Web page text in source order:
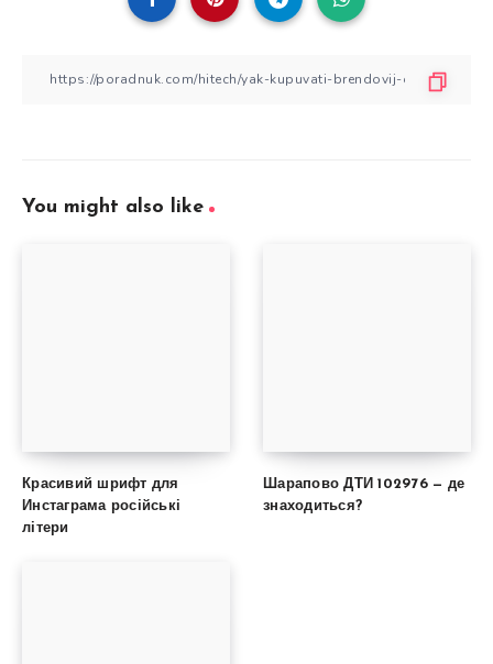
You might also like
Красивий шрифт для
Инстаграма російські
літери
Шарапово ДТИ 102976 — де
знаходиться?